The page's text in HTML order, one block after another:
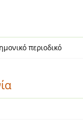
περιοδικό